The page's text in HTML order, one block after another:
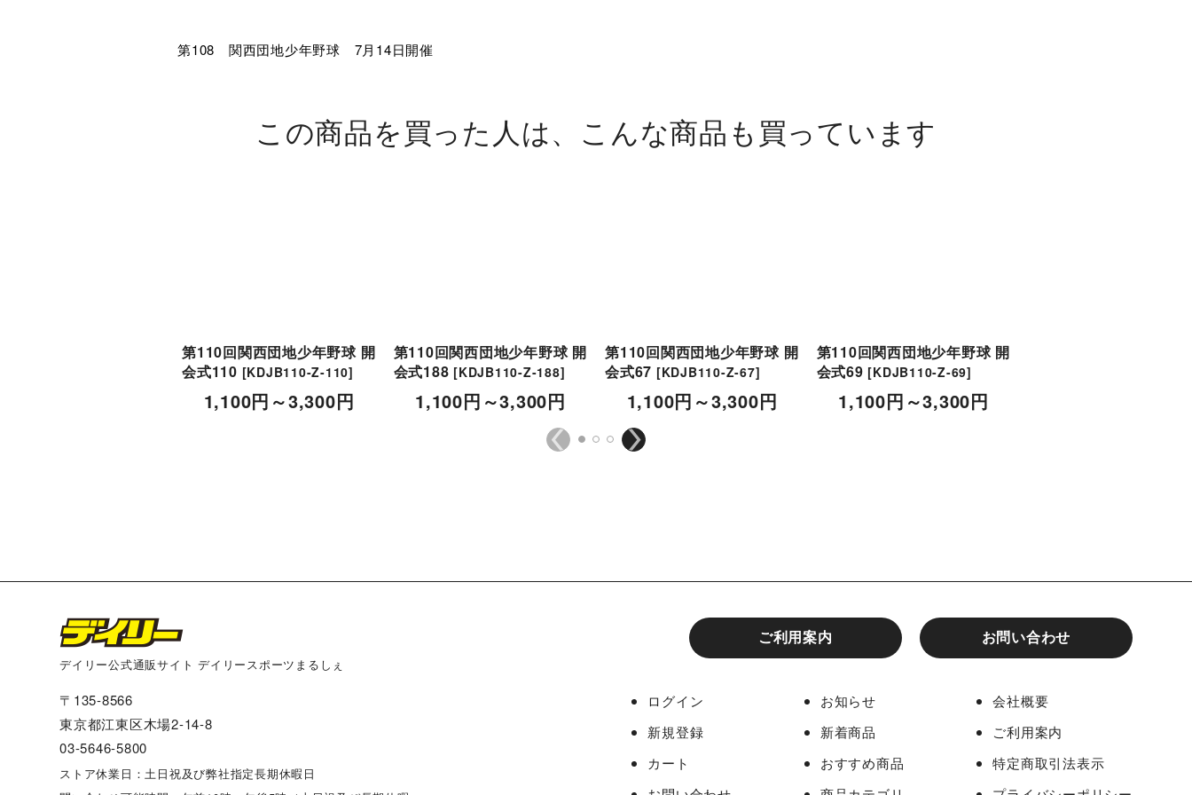
第108 関西団地少年野球 7月14日開催
この商品を買った人は、こんな商品も買っています
第110回関西団地少年野球 開
会式110 [KDJB110-Z-110]
1,100円 ～3,300円
第110回関西団地少年野球 開
会式188 [KDJB110-Z-188]
1,100円 ～3,300円
第110回関西団地少年野球 開
会式67 [KDJB110-Z-67]
1,100円 ～3,300円
第110回関西団地少年野球 開
会式69 [KDJB110-Z-69]
1,100円 ～3,300円
デイリー公式通販サイト デイリースポーツまるしぇ
〒135-8566
東京都江東区木場2-14-8
03-5646-5800
ストア休業日：土日祝及び弊社指定長期休暇日
ご利用案内 お問い合わせ
ログイン
新規登録
カート
お知らせ
新着商品
おすすめ商品
会社概要
ご利用案内
特定商取引法表示